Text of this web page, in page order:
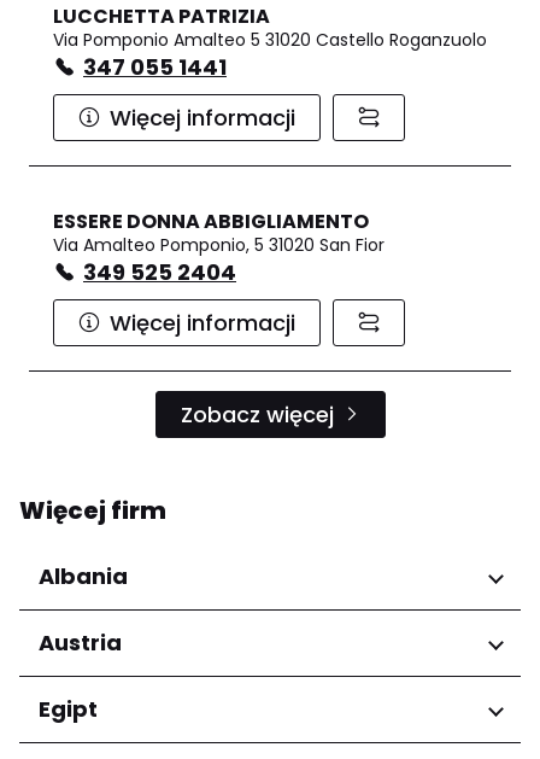
LUCCHETTA PATRIZIA
Via Pomponio Amalteo 5 31020 Castello Roganzuolo
347 055 1441
Więcej informacji
ESSERE DONNA ABBIGLIAMENTO
Via Amalteo Pomponio, 5 31020 San Fior
349 525 2404
Więcej informacji
Zobacz więcej
Więcej firm
Albania
Regiony
Qarku i Tiranës
Austria
Regiony
Niederösterreich
Egipt